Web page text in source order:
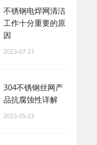
不锈钢电焊网清洁
工作十分重要的原
因
2023-07-21
304不锈钢丝网产
品抗腐蚀性详解
2023-05-23